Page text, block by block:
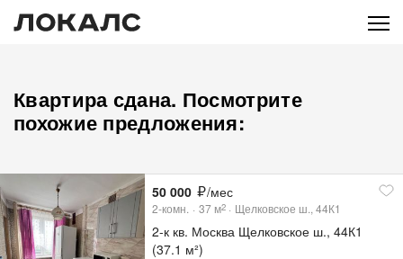
Квартира сдана. Посмотрите
похожие предложения:
50 000 /мес
2-комн. 37 м2 Щелковское ш., 44К1
2-к кв. Москва Щелковское ш., 44К1
(37.1 м²)